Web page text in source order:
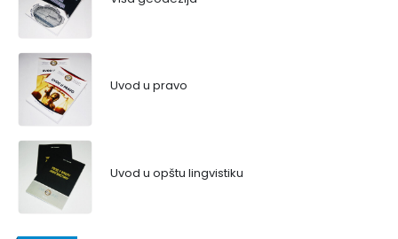
Uvod u pravo
Uvod u opštu lingvistiku